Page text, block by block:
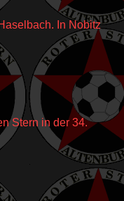
In Nobitz
Stern in der 34.